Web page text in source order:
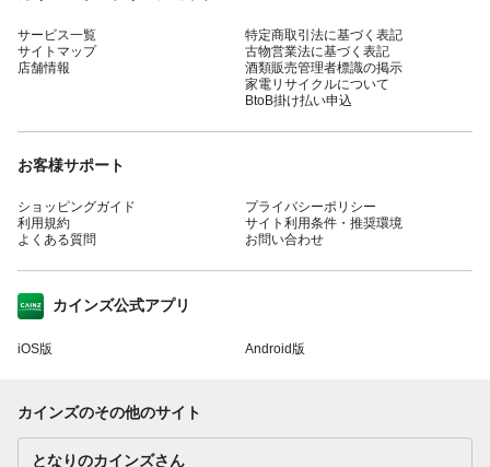
サービス一覧
サイトマップ
店舗情報
特定商取引法に基づく表記
古物営業法に基づく表記
酒類販売管理者標識の掲示
家電リサイクルについて
BtoB掛け払い申込
お客様サポート
ショッピングガイド
利用規約
よくある質問
プライバシーポリシー
サイト利用条件・推奨環境
お問い合わせ
カインズ公式アプリ
iOS版 Android版
カインズのその他のサイト
となりのカインズさん